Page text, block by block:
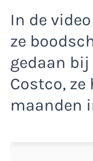
In de
ze
gedaan
Costco, ze
maanden